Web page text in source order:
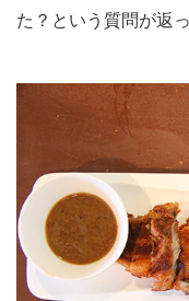
た？という質問が返